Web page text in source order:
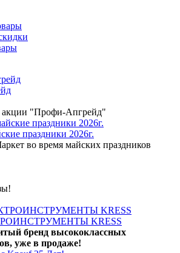
акции "Профи-Апгрейд"
праздники 2026г.
во время майских праздников
KRESS
бренд высококлассных
уже в продаже!